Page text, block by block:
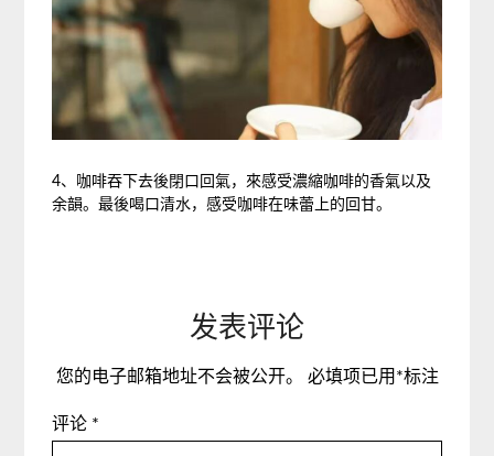
4、咖啡吞下去後閉口回氣，來感受濃縮咖啡的香氣以及
余韻。最後喝口清水，感受咖啡在味蕾上的回甘。
发表评论
您的电子邮箱地址不会被公开。 必填项已用 *标注
评论 *